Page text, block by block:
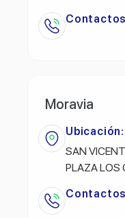
Moravia
Ubicación:
SAN
PLAZA LOS